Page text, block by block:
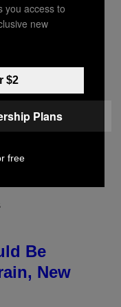
a
Caves
Be
New
you access to
new
$2
Plans
free